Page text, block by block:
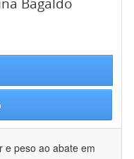
e peso ao abate em